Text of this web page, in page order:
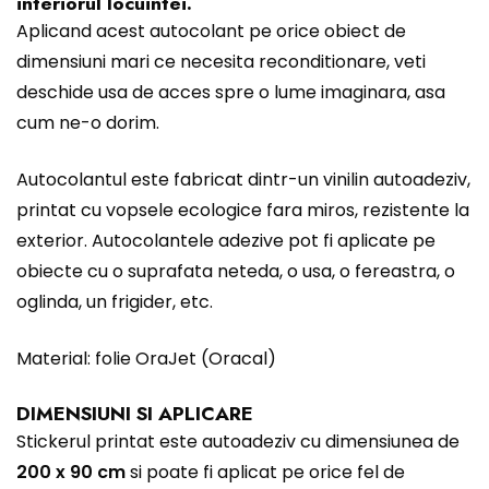
Aplicand acest autocolant pe orice obiect de
dimensiuni mari ce necesita reconditionare, veti
deschide usa de acces spre o lume imaginara, asa
cum ne-o dorim.
Autocolantul este fabricat dintr-un vinilin autoadeziv,
printat cu vopsele ecologice fara miros, rezistente la
exterior. Autocolantele adezive pot fi aplicate pe
obiecte cu o suprafata neteda, o usa, o fereastra, o
oglinda, un frigider, etc.
Material: folie OraJet (Oracal)
DIMENSIUNI SI APLICARE
Stickerul printat este autoadeziv cu dimensiunea de
200 x 90 cmsi poate fi aplicat pe orice fel de